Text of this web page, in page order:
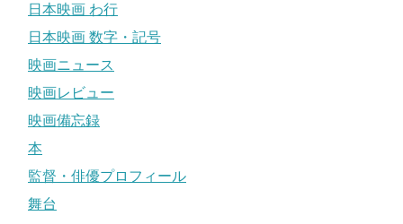
日本映画 わ行
日本映画 数字・記号
映画ニュース
映画レビュー
映画備忘録
本
監督・俳優プロフィール
舞台